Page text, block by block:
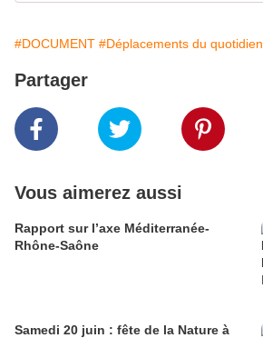
#DOCUMENT #Déplacements du quotidien
Partager
Vous aimerez aussi
Rapport sur l’axe Méditerranée-
Rhône-Saône
Samedi 20 juin : fête de la Nature à